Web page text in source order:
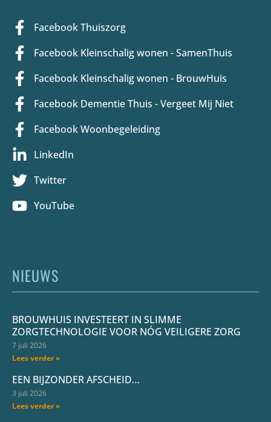
Facebook Thuiszorg
Facebook Kleinschalig wonen - SamenThuis
Facebook Kleinschalig wonen - BrouwHuis
Facebook Dementie Thuis - Vergeet Mij Niet
Facebook Woonbegeleiding
LinkedIn
Twitter
YouTube
NIEUWS
BROUWHUIS INVESTEERT IN SLIMME
ZORGTECHNOLOGIE VOOR NÓG VEILIGERE ZORG
7 juli 2026
Lees verder »
EEN BIJZONDER AFSCHEID…
3 juli 2026
Lees verder »